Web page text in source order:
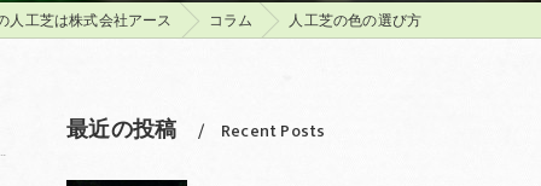
人工芝は株式会社アース コラム 人工芝の色の選び方
最近の投稿 Recent Posts